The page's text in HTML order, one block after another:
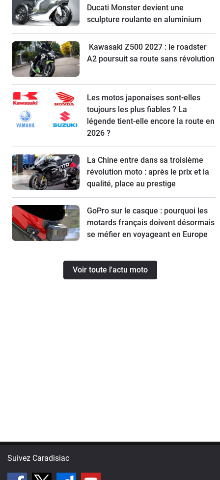
Ducati Monster devient une
sculpture roulante en aluminium
Kawasaki Z500 2027 : le roadster
A2 poursuit sa route sans révolution
Les motos japonaises sont-elles
toujours les plus fiables ? La
légende tient-elle encore la route en
2026 ?
La Chine entre dans sa troisième
révolution moto : après le prix et la
qualité, place au prestige
GoPro sur le casque : pourquoi les
motards français doivent désormais
se méfier en voyageant en Europe
Voir toute l'actu moto
Suivez Caradisiac